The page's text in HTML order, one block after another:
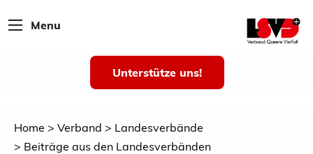
Menu
Unterstütze uns!
Home Verband
Landesverbände
Beiträge aus den Landesverbänden